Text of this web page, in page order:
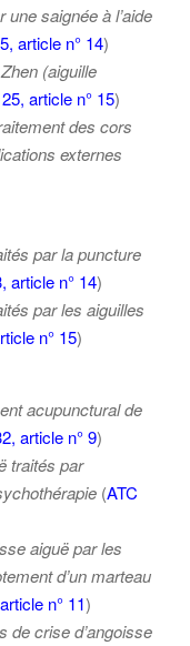
saignée à l’aide
article n° 14)
(aiguille
article n° 15)
des cors
externes
par la puncture
article n° 14)
par les aiguilles
n° 15)
acupunctural de
article n° 9)
traités par
(ATC
aiguë par les
d’un marteau
n° 11)
de crise d’angoisse